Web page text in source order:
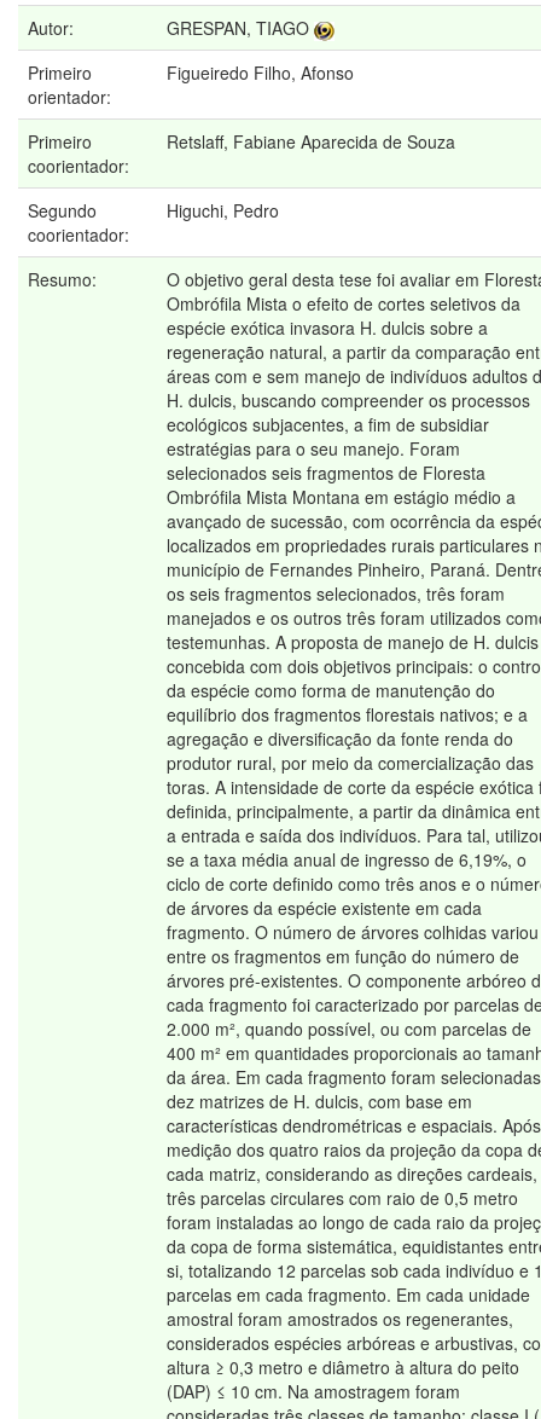
Autor:
GRESPAN, TIAGO
Primeiro
orientador:
Figueiredo Filho, Afonso
Primeiro
coorientador:
Retslaff, Fabiane Aparecida de Souza
Segundo
coorientador:
Higuchi, Pedro
Resumo:
O objetivo geral desta tese foi avaliar em
Ombrófila Mista o efeito de cortes seletivos da
espécie exótica invasora H. dulcis sobre a
regeneração natural, a partir da comparação
áreas com e sem manejo de indivíduos adultos
H. dulcis, buscando compreender os processos
ecológicos subjacentes, a fim de subsidiar
estratégias para o seu manejo. Foram
selecionados seis fragmentos de Floresta
Ombrófila Mista Montana em estágio médio a
avançado de sucessão, com ocorrência da
localizados em propriedades rurais particulares
município de Fernandes Pinheiro, Paraná.
os seis fragmentos selecionados, três foram
manejados e os outros três foram utilizados
testemunhas. A proposta de manejo de H.
concebida com dois objetivos principais: o
da espécie como forma de manutenção do
equilíbrio dos fragmentos florestais nativos; e a
agregação e diversificação da fonte renda do
produtor rural, por meio da comercialização das
toras. A intensidade de corte da espécie exótica
definida, principalmente, a partir da dinâmica
a entrada e saída dos indivíduos. Para tal,
se a taxa média anual de ingresso de 6,19%, o
ciclo de corte definido como três anos e o
de árvores da espécie existente em cada
fragmento. O número de árvores colhidas variou
entre os fragmentos em função do número de
árvores pré-existentes. O componente arbóreo
cada fragmento foi caracterizado por parcelas
2.000 m², quando possível, ou com parcelas de
400 m² em quantidades proporcionais ao
da área. Em cada fragmento foram selecionadas
dez matrizes de H. dulcis, com base em
características dendrométricas e espaciais.
medição dos quatro raios da projeção da copa
cada matriz, considerando as direções cardeais,
três parcelas circulares com raio de 0,5 metro
foram instaladas ao longo de cada raio da
da copa de forma sistemática, equidistantes
si, totalizando 12 parcelas sob cada indivíduo e
parcelas em cada fragmento. Em cada unidade
amostral foram amostrados os regenerantes,
considerados espécies arbóreas e arbustivas,
altura ≥ 0,3 metro e diâmetro à altura do peito
(DAP) ≤ 10 cm. Na amostragem foram